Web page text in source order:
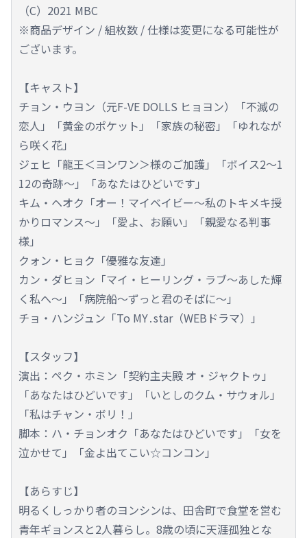
（C）2021 MBC
※商品デザイン / 組枚数 / 仕様は変更になる可能性が
ございます。
【キャスト】
チョン・ウヨン（元F-VE DOLLS ヒョヨン）「不滅の
恋人」「黄金のポケット」「家族の秘密」「ゆれなが
ら咲く花」
ジェヒ「龍王＜ヨンワン＞様のご加護」「ボイス2～1
12の奇跡～」「あなたはひどいです」
キム・ヘオク「オー！マイベイビー～私のトキメキ授
かりロマンス～」「愛よ、お願い」「親愛なる判事
様」
クォン・ヒョク「優雅な友達」
カン・ダヒョン「マイ・ヒーリング・ラブ～あした輝
く私へ～」「病院船～ずっと君のそばに～」
チョ・ハンジュン「To MY․star（WEBドラマ）」
【スタッフ】
演出：ペク・ホミン「契約主夫殿 オ・ジャクトゥ」
「あなたはひどいです」「いとしのクム・サウォル」
「私はチャン・ボリ！」
脚本：ハ・チョンオク「あなたはひどいです」「女を
泣かせて」「金よ出てこい☆コンコン」
【あらすじ】
明るくしっかり者のヨンシンは、田舎町で食堂を営む
青年ギョンスと2人暮らし。8歳の頃に天涯孤独とな